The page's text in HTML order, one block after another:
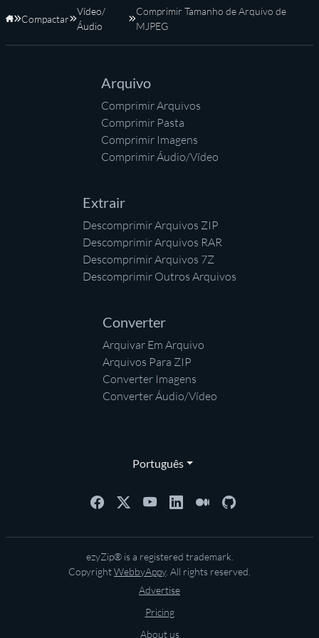
Início
Compactar
Vídeo/
Áudio
Comprimir Tamanho de Arquivo de
MJPEG
Arquivo
Comprimir Arquivos
Comprimir Pasta
Comprimir Imagens
Comprimir Áudio/Vídeo
Extrair
Descomprimir Arquivos ZIP
Descomprimir Arquivos RAR
Descomprimir Arquivos 7Z
Descomprimir Outros Arquivos
Converter
Arquivar Em Arquivo
Arquivos Para ZIP
Converter Imagens
Converter Áudio/Vídeo
Português
ezyZip® is a registered trademark.
CopyrightWebbyAppy. All rights reserved.
Advertise
Pricing
About us